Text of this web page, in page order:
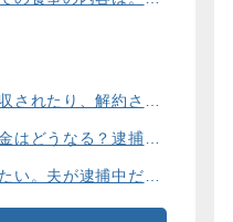
されたり、見られたりするの？
捕中の借金の支払い方法は。
中だと慰謝料は増えるの？